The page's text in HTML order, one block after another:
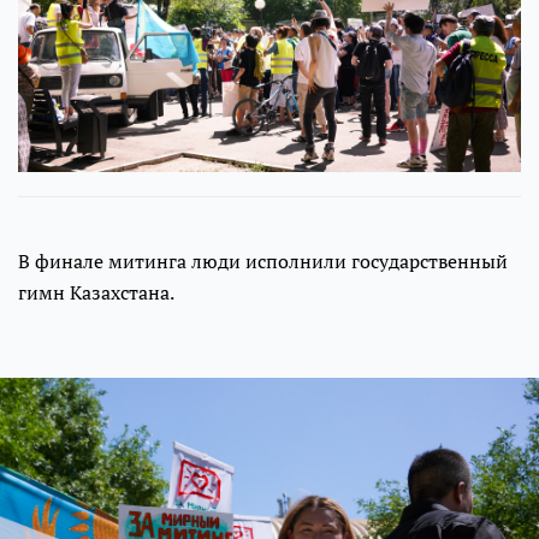
В финале митинга люди исполнили государственный
гимн Казахстана.